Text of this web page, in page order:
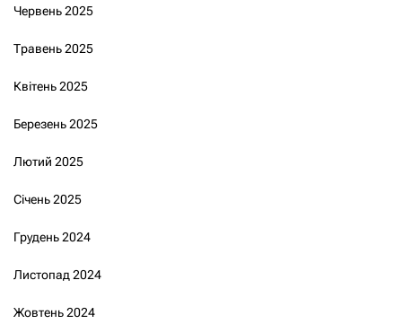
Червень 2025
Травень 2025
Квітень 2025
Березень 2025
Лютий 2025
Січень 2025
Грудень 2024
Листопад 2024
Жовтень 2024